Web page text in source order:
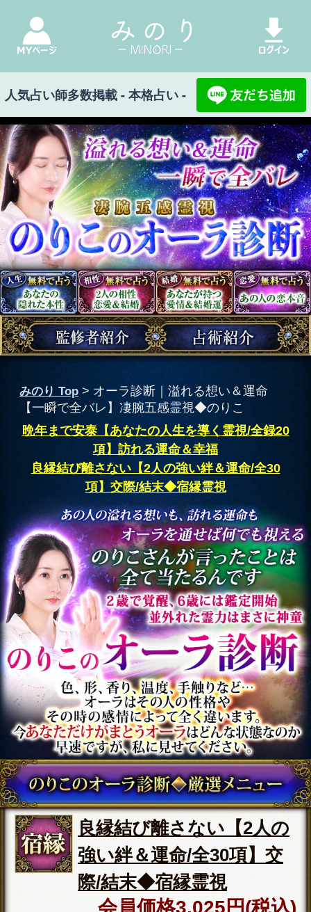
みのり Top>オーラ診断｜溢れる想い＆運命
【一瞬で全バレ】凄腕五感霊視◆のりこ
晩年まで安泰【あなたの人生を導く霊視/全録20
項】訪れる運命＆幸福
良縁結び離さない【2人の強い絆＆運命/全30
項】交際/結末◆宿縁霊視
良縁結び離さない【2人の
強い絆＆運命/全30項】交
際/結末◆宿縁霊視
会員価格3,025円(税込)
通常価格3,520円(税込)
名前/顔/声【生涯の伴侶を
特定霊視】あなたの結婚
占◆入籍日＆夫婦仲
会員価格2,420円(税込)
通常価格2,750円(税込)
晩年まで安泰【あなたの
人生を導く霊視/全録20
項】訪れる運命＆幸福
会員価格2,255円(税込)
通常価格2,530円(税込)